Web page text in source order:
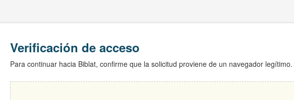
Verificación de acceso
Para continuar hacia Biblat, confirme que la solicitud proviene de un navegador legítimo.